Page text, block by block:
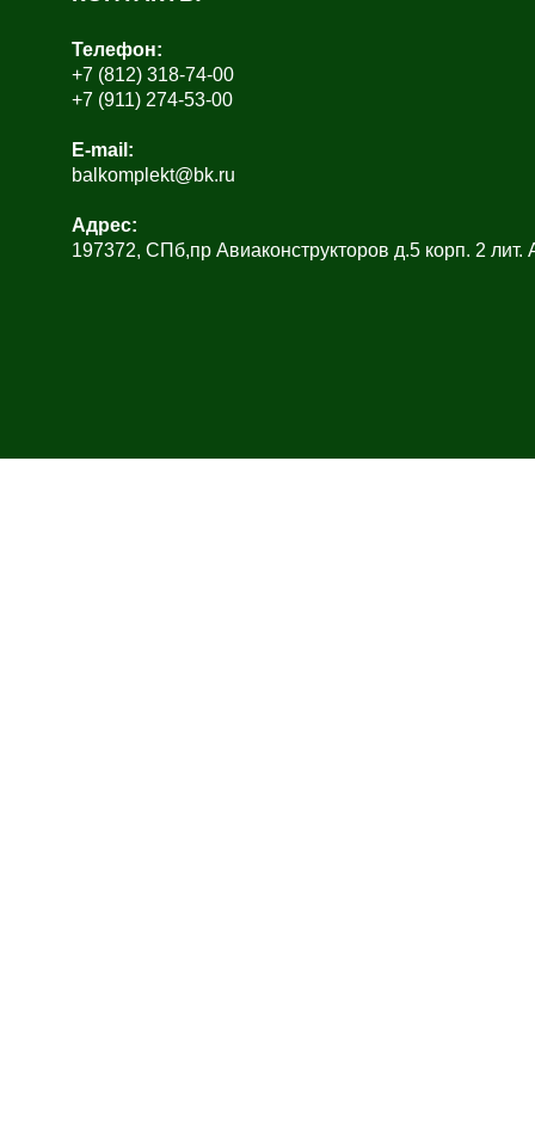
Телефон:
+7 (812) 318-74-00
+7 (911) 274-53-00
E-mail:
balkomplekt@bk.ru
Адрес:
197372, СПб,пр Авиаконструкторов д.5 корп. 2 лит.